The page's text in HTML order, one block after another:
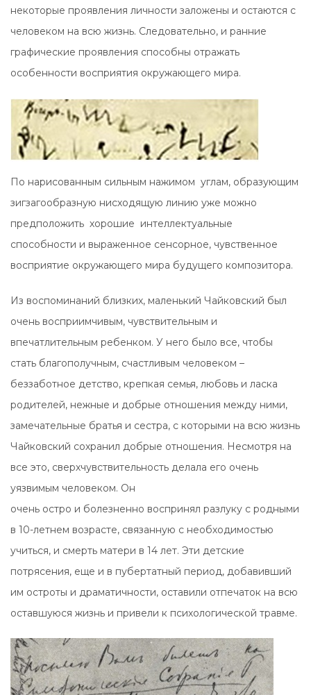
некоторые проявления личности заложены и остаются с
человеком на всю жизнь. Следовательно, и ранние
графические проявления способны отражать
особенности восприятия окружающего мира.
По нарисованным сильным нажимом углам, образующим
зигзагообразную нисходящую линию уже можно
предположить хорошие интеллектуальные
способности и выраженное сенсорное, чувственное
восприятие окружающего мира будущего композитора.
Из воспоминаний близких, маленький Чайковский был
очень восприимчивым, чувствительным и
впечатлительным ребенком. У него было все, чтобы
стать благополучным, счастливым человеком –
беззаботное детство, крепкая семья, любовь и ласка
родителей, нежные и добрые отношения между ними,
замечательные братья и сестра, с которыми на всю жизнь
Чайковский сохранил добрые отношения. Несмотря на
все это, сверхчувствительность делала его очень
уязвимым человеком. Он
очень остро и болезненно воспринял разлуку с родными
в 10-летнем возрасте, связанную с необходимостью
учиться, и смерть матери в 14 лет. Эти детские
потрясения, еще и в пубертатный период, добавивший
им остроты и драматичности, оставили отпечаток на всю
оставшуюся жизнь и привели к психологической травме.